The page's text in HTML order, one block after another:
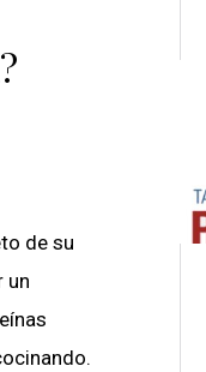
de su
un